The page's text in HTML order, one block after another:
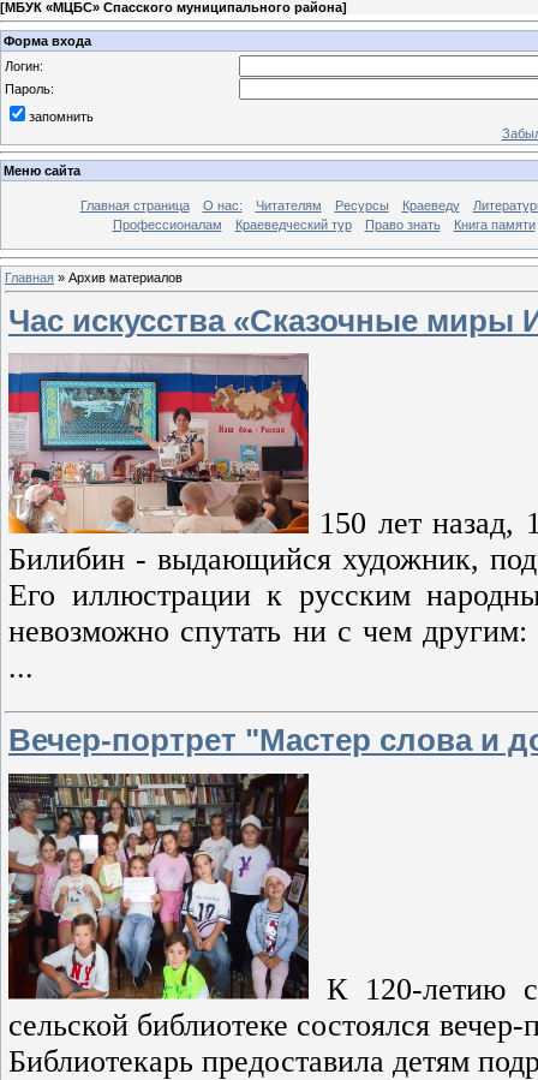
[МБУК «МЦБС» Спасского муниципального района]
Форма входа
Логин:
Пароль:
запомнить
Меню сайта
Главная страница О нас: Читателям Ресурсы Краеведу
Профессионалам
Краеведческий тур Право знать Книга памяти
Главная » Архив материалов
Час искусства «Сказочные миры
150 лет назад,
Билибин - выдающийся художник,
Его иллюстрации к русским
невозможно спутать ни с чем
...
Вечер-портрет "Мастер слова и
К 120-летию
сельской библиотеке состоялся
Библиотекарь предоставила детям